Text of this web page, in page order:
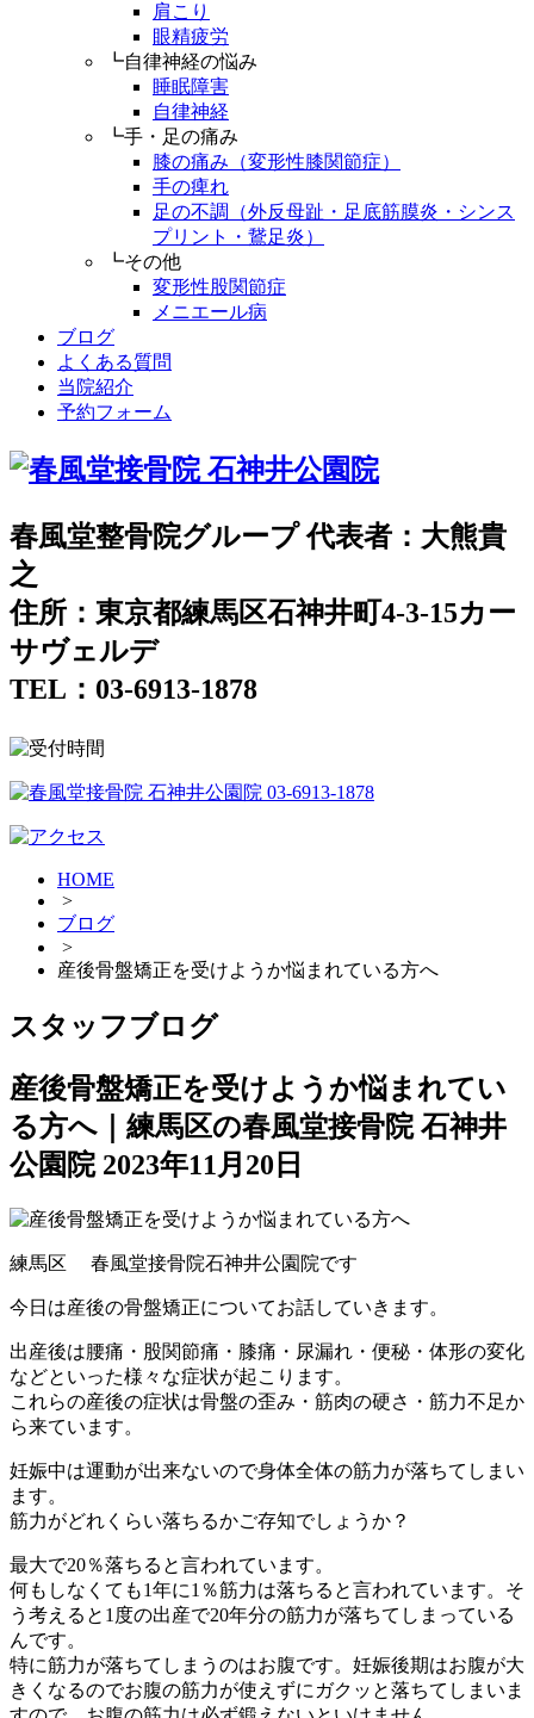
肩こり
眼精疲労
┗自律神経の悩み
睡眠障害
自律神経
┗手・足の痛み
膝の痛み（変形性膝関節症）
手の痺れ
足の不調（外反母趾・足底筋膜炎・シンス
プリント・鵞足炎）
┗その他
変形性股関節症
メニエール病
ブログ
よくある質問
当院紹介
予約フォーム
春風堂整骨院グループ 代表者：大熊貴
之
住所：東京都練馬区石神井町4-3-15カー
サヴェルデ
TEL：03-6913-1878
HOME
>
ブログ
>
産後骨盤矯正を受けようか悩まれている方へ
スタッフブログ
産後骨盤矯正を受けようか悩まれてい
る方へ｜練馬区の春風堂接骨院 石神井
公園院 2023年11月20日
練馬区 春風堂接骨院石神井公園院です
今日は産後の骨盤矯正についてお話していきます。
出産後は腰痛・股関節痛・膝痛・尿漏れ・便秘・体形の変化
などといった様々な症状が起こります。
これらの産後の症状は骨盤の歪み・筋肉の硬さ・筋力不足か
ら来ています。
妊娠中は運動が出来ないので身体全体の筋力が落ちてしまい
ます。
筋力がどれくらい落ちるかご存知でしょうか？
最大で20％落ちると言われています。
何もしなくても1年に1％筋力は落ちると言われています。そ
う考えると1度の出産で20年分の筋力が落ちてしまっている
んです。
特に筋力が落ちてしまうのはお腹です。妊娠後期はお腹が大
きくなるのでお腹の筋力が使えずにガクッと落ちてしまいま